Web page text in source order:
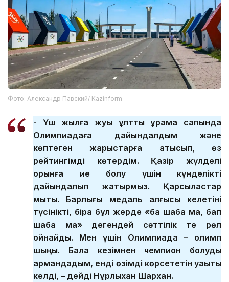
Фото: Александр Павский/ Kazinform
- Үш жылға жуық ұлттық құрама сапында
Олимпиадаға дайындалдым және
көптеген жарыстарға қатысып, өз
рейтингімді көтердім. Қазір жүлделі
орынға ие болу үшін күнделікті
дайындалып жатырмыз. Қарсыластар
мықты. Барлығы медаль алғысы келетіні
түсінікті, бірақ бұл жерде «бақ шаба ма, бап
шаба ма» дегендей сәттілік те рөл
ойнайды. Мен үшін Олимпиада – олимп
шыңы. Бала кезімнен чемпион болуды
армандадым, енді өзімді көрсететін уақыты
келді, – дейді Нұрлыхан Шархан.